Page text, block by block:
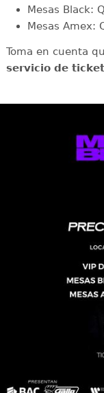
Mesas Black:
Mesas Amex:
Toma en cuenta
servicio de